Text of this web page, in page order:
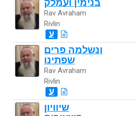
בנימין ועמלק
Rav Avraham
Rivlin
ע
ונשלמה פרים
שפתינו
Rav Avraham
Rivlin
ע
שיוויון